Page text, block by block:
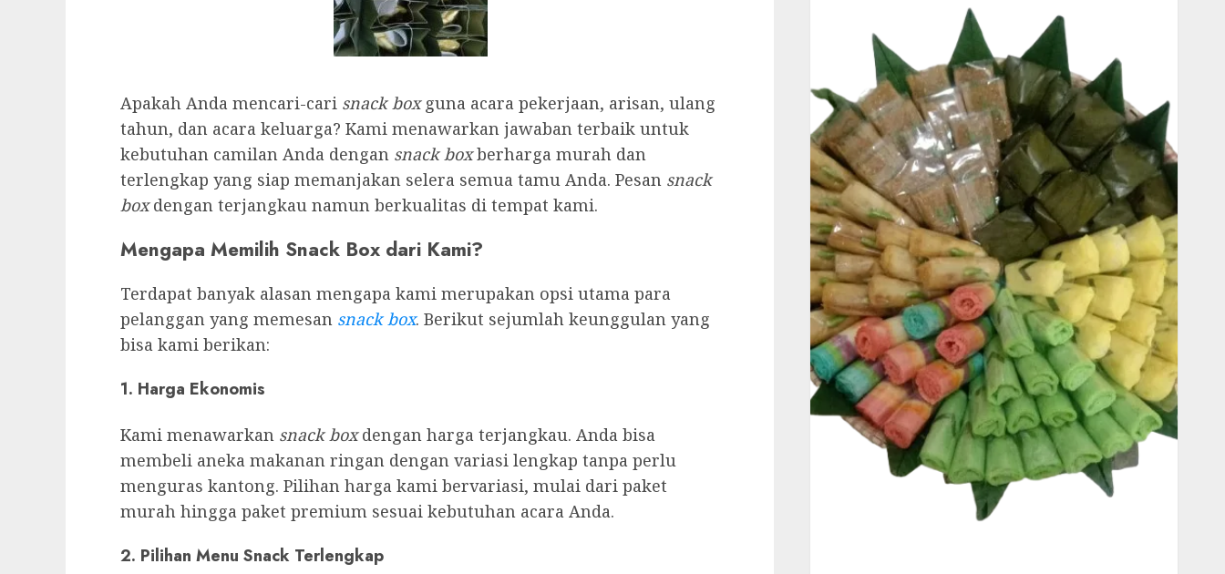
Apakah Anda mencari-cari snack boxguna acara pekerjaan, arisan, ulang
tahun, dan acara keluarga? Kami menawarkan jawaban terbaik untuk
kebutuhan camilan Anda dengan snack boxberharga murah dan
terlengkap yang siap memanjakan selera semua tamu Anda. Pesan snack
boxdengan terjangkau namun berkualitas di tempat kami.
Mengapa Memilih Snack Box dari Kami?
Terdapat banyak alasan mengapa kami merupakan opsi utama para
pelanggan yang memesan snack box. Berikut sejumlah keunggulan yang
bisa kami berikan:
1. Harga Ekonomis
Kami menawarkan snack boxdengan harga terjangkau. Anda bisa
membeli aneka makanan ringan dengan variasi lengkap tanpa perlu
menguras kantong. Pilihan harga kami bervariasi, mulai dari paket
murah hingga paket premium sesuai kebutuhan acara Anda.
2. Pilihan Menu Snack Terlengkap